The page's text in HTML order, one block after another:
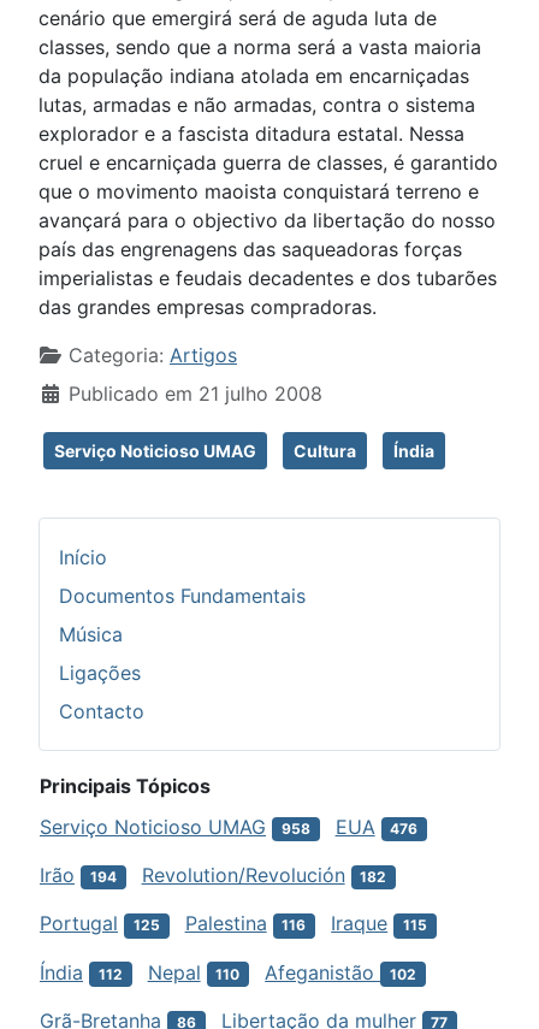
cenário que emergirá será de aguda luta de
classes, sendo que a norma será a vasta maioria
da população indiana atolada em encarniçadas
lutas, armadas e não armadas, contra o sistema
explorador e a fascista ditadura estatal. Nessa
cruel e encarniçada guerra de classes, é garantido
que o movimento maoista conquistará terreno e
avançará para o objectivo da libertação do nosso
país das engrenagens das saqueadoras forças
imperialistas e feudais decadentes e dos tubarões
das grandes empresas compradoras.
Detalhes
Categoria: Artigos
Publicado em 21 julho 2008
Serviço Noticioso UMAG Cultura Índia
Início
Documentos Fundamentais
Música
Ligações
Contacto
Principais Tópicos
Serviço Noticioso UMAG
958 EUA 476
Irão 194 Revolution/Revolución 182
Portugal 125 Palestina 116 Iraque 115
Índia 112 Nepal 110 Afeganistão 102
Grã-Bretanha 86 Libertação da mulher 77